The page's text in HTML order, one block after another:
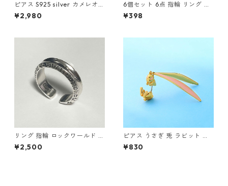
ピアス S925 silver カメレオン
爬虫類 カラフル レインボー シ
ルバー スタッド
¥2,980
6個セット 6点 指輪 リング チ
ェーン Cリング 調整可 ゴール
ド シルバー
¥398
リング 指輪 ロックワールド パ
ンク ロック レタリング 鏡面
ユニセックス
¥2,500
ピアス うさぎ 兎 ラビット ゴ
ールド ピンクの長い耳 可愛い
レディース
¥830